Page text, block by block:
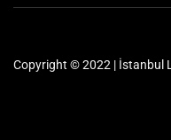
Copyright © 2022 | İstanbul